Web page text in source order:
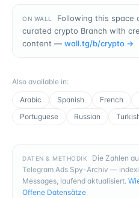
ON WALL
Following this space
curated crypto Branch with
content — wall.tg/b/crypto →
Also available in:
Arabic
Spanish French
Portuguese
Russian
DATEN & METHODIK
Die Zahlen
Telegram Ads Spy-Archiv —
Messages, laufend aktualisiert.
Offene Datensätze